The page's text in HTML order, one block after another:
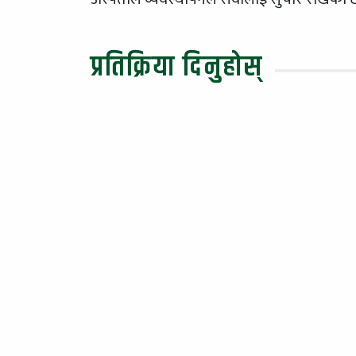
प्रतिक्रिया दिनुहोस्